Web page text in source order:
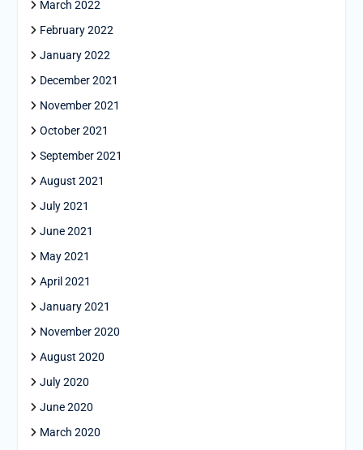
March 2022
February 2022
January 2022
December 2021
November 2021
October 2021
September 2021
August 2021
July 2021
June 2021
May 2021
April 2021
January 2021
November 2020
August 2020
July 2020
June 2020
March 2020